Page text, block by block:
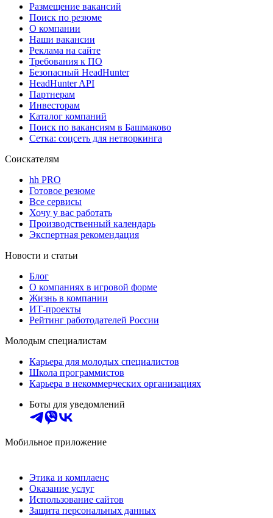
Размещение вакансий
Поиск по резюме
О компании
Наши вакансии
Реклама на сайте
Требования к ПО
Безопасный HeadHunter
HeadHunter API
Партнерам
Инвесторам
Каталог компаний
Поиск по вакансиям в Башмаково
Сетка: соцсеть для нетворкинга
Соискателям
hh PRO
Готовое резюме
Все сервисы
Хочу у вас работать
Производственный календарь
Экспертная рекомендация
Новости и статьи
Блог
О компаниях в игровой форме
Жизнь в компании
ИТ-проекты
Рейтинг работодателей России
Молодым специалистам
Карьера для молодых специалистов
Школа программистов
Карьера в некоммерческих организациях
Боты для уведомлений
Мобильное приложение
Этика и комплаенс
Оказание услуг
Использование сайтов
Защита персональных данных